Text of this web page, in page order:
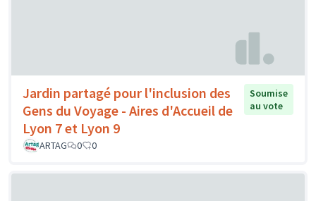
Jardin partagé pour l'inclusion des
Gens du Voyage - Aires d'Accueil de
Lyon 7 et Lyon 9
Soumise
au vote
ARTAG 0 0